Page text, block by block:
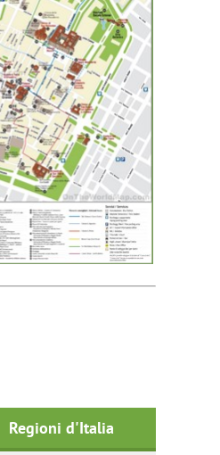
Regioni d'Italia